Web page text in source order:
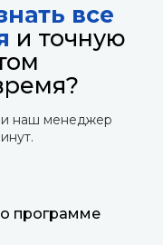
все
и точную
и наш менеджер
программе